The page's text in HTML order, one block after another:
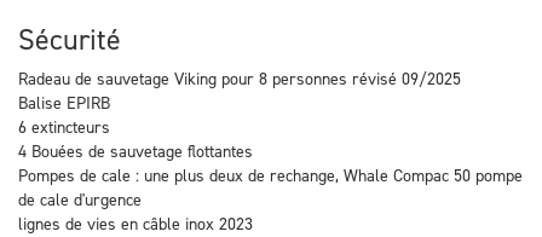
Sécurité
Radeau de sauvetage Viking pour 8 personnes révisé 09/2025
Balise EPIRB
6 extincteurs
4 Bouées de sauvetage flottantes
Pompes de cale : une plus deux de rechange, Whale Compac 50 pompe
de cale d'urgence
lignes de vies en câble inox 2023